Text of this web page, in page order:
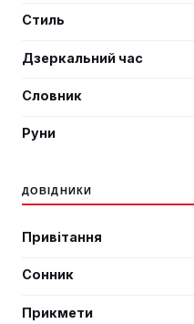
Стиль
Дзеркальний час
Словник
Руни
ДОВІДНИКИ
Привітання
Сонник
Прикмети